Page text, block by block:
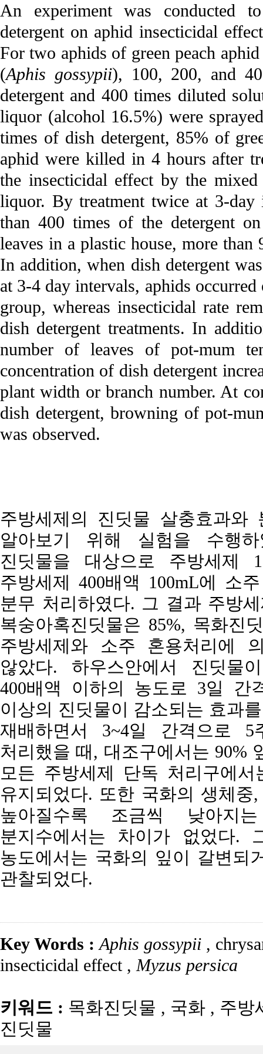
An experiment was conducted
detergent on aphid insecticidal
For two aphids of green peach
(Aphis gossypii), 100, 200, and
detergent and 400 times diluted
liquor (alcohol 16.5%) were
times of dish detergent, 85% of
aphid were killed in 4 hours after
the insecticidal effect by the
liquor. By treatment twice at 3-day
than 400 times of the detergent
leaves in a plastic house, more
In addition, when dish detergent
at 3-4 day intervals, aphids
group, whereas insecticidal rate
dish detergent treatments. In
number of leaves of pot-mum
concentration of dish detergent
plant width or branch number. At
dish detergent, browning of pot-
was observed.
주방세제의 진딧물 살충효과
알아보기 위해 실험을 수행
진딧물을 대상으로 주방세제
주방세제 400배액 100mL에 소
분무 처리하였다. 그 결과 주방
복숭아혹진딧물은 85%, 목화진
주방세제와 소주 혼용처리에
않았다. 하우스안에서 진딧
400배액 이하의 농도로 3일 간
이상의 진딧물이 감소되는 효과
재배하면서 3~4일 간격으로
처리했을 때, 대조구에서는 90%
모든 주방세제 단독 처리구에
유지되었다. 또한 국화의 생체
높아질수록 조금씩 낮아지
분지수에서는 차이가 없었다.
농도에서는 국화의 잎이 갈변되
관찰되었다.
Key Words :Aphis gossypii ,
insecticidal effect , Myzus persica
키워드 : 목화진딧물 , 국화 , 주방
진딧물